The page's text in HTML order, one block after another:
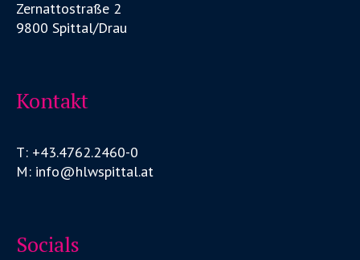
Zernattostraße 2
9800 Spittal/Drau
Kontakt
T: +43.4762.2460-0
M: info@hlwspittal.at
Socials